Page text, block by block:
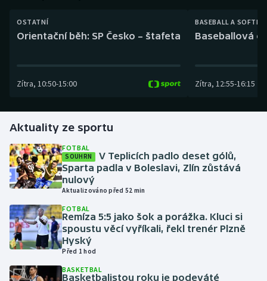
Boby a skeleton
Florbal
Futsal
Golf
Gymnastika
Házená
Jezdectví
AZ kvíz
OSTATNÍ
Orientační běh: SP Česko – štafeta
Zítra, 10:50-15:00
BASEBALL A
Baseballová
Zítra, 12:55-16:15
Aktuality ze sportu
FOTBAL
SOUHRN
V Teplicích padlo deset gólů,
Sparta padla v Boleslavi, Zlín zůstává
nulový
Aktualizováno před 52 min
FOTBAL
Remíza 5:5 jako šok a porážka. Kluci si
spoustu věcí vyříkali, řekl trenér Plzně
Hyský
Před 1 hod
BASKETBAL
Basketbalistou roku je podeváté